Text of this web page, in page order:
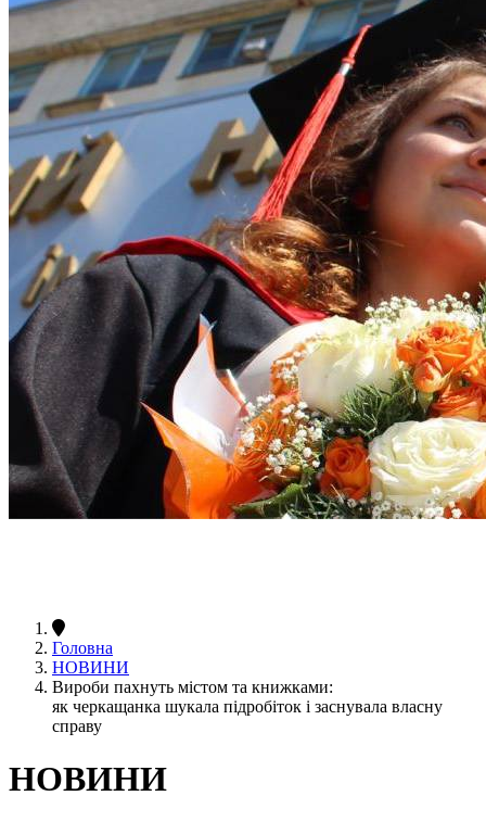
Головна
НОВИНИ
Вироби пахнуть містом та книжками:
як черкащанка шукала підробіток і заснувала власну
справу
НОВИНИ